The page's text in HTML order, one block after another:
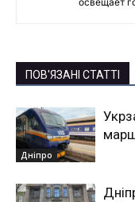
ПОВ'ЯЗАНІ СТАТТІ
Дніпро